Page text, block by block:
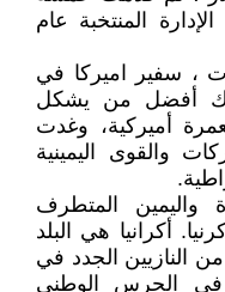
المنتخبة عام
، سفير اميركا في
أفضل من يشكل
أميركية، وغدت
والقوى اليمينية
واليمين المتطرف
أكرانيا هي البلد
النازيين الجدد في
الحرس الوطني